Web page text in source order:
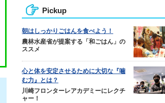
Pickup
朝はしっかりごはんを食べよう！
農林水産省が提案する「和ごはん」の
ススメ
心と体を安定させるために大切な『噛
む力』とは？
川崎フロンターレアカデミーにレクチ
ャー！